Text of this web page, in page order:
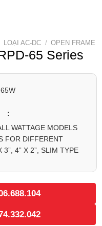
LOẠI AC-DC / OPEN FRAME
65 Series
65W
:
WATTAGE MODELS
FOR DIFFERENT
3”, 4” X 2”, SLIM TYPE